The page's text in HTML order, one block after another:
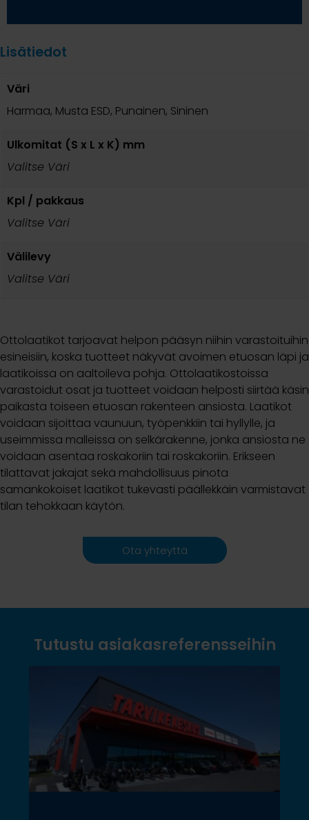
Lisätiedot
Väri
Harmaa, Musta ESD, Punainen, Sininen
Ulkomitat (S x L x K) mm
Valitse Väri
Kpl / pakkaus
Valitse Väri
Välilevy
Valitse Väri
Ottolaatikot tarjoavat helpon pääsyn niihin varastoituihin
esineisiin, koska tuotteet näkyvät avoimen etuosan läpi ja
laatikoissa on aaltoileva pohja. Ottolaatikostoissa
varastoidut osat ja tuotteet voidaan helposti siirtää käsin
paikasta toiseen etuosan rakenteen ansiosta. Laatikot
voidaan sijoittaa vaunuun, työpenkkiin tai hyllylle, ja
useimmissa malleissa on selkärakenne, jonka ansiosta ne
voidaan asentaa roskakoriin tai roskakoriin. Erikseen
tilattavat jakajat sekä mahdollisuus pinota
samankokoiset laatikot tukevasti päällekkäin varmistavat
tilan tehokkaan käytön.
Ota yhteyttä
Tutustu asiakasreferensseihin